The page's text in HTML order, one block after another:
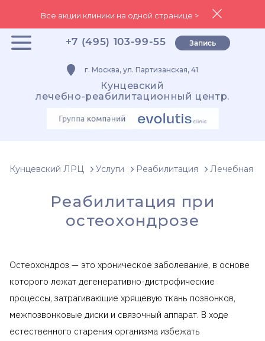
Все акции клиники на одной странице >
+7 (495) 103-99-55 Запись
г. Москва, ул. Партизанская, 41
Кунцевский
лечебно-реабилитационный центр.
Кунцевский ЛРЦ Услуги Реабилитация Лечебная
Реабилитация при
остеохондрозе
Остеохондроз — это хроническое заболевание, в основе
которого лежат дегенеративно-дистрофические
процессы, затрагивающие хрящевую ткань позвонков,
межпозвонковые диски и связочный аппарат. В ходе
естественного старения организма избежать